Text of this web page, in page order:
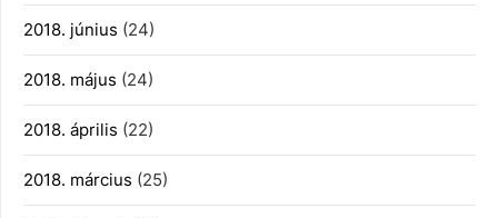
2018. június (24)
2018. május (24)
2018. április (22)
2018. március (25)